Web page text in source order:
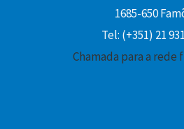
1685-650
Tel: (+351) 21
Chamada para a rede